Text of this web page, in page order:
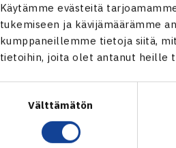
Käytämme evästeitä
tukemiseen ja kävijämäärämme
kumppaneillemme tietoja siitä,
tietoihin, joita olet antanut heille
Välttämätön
Parhaimpina
– Pelillisesti
pystyi todistamaan